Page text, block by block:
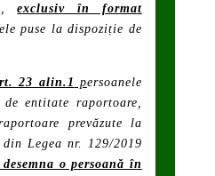
exclusiv în format
puse la dispoziție de
rt. 23 alin.1 persoanele
entitate raportoare,
prevăzute la
Legea nr. 129/2019
o persoană în